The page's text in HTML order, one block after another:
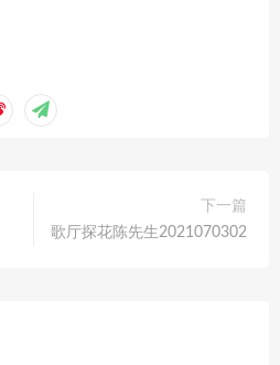
下一篇
歌厅探花陈先生2021070302